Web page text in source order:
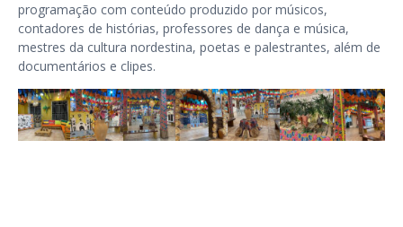
programação com conteúdo produzido por músicos,
contadores de histórias, professores de dança e música,
mestres da cultura nordestina, poetas e palestrantes, além de
documentários e clipes.